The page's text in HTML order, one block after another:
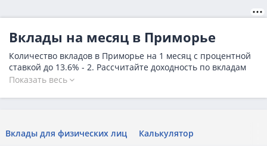
Вклады на месяц в Приморье
Количество вкладов в Приморье на 1 месяц с процентной
ставкой до 13.6% - 2. Рассчитайте доходность по вкладам
сроком один месяц в Приморье с помощью депозитного
Показать весь
Вклады для физических лиц Калькулятор